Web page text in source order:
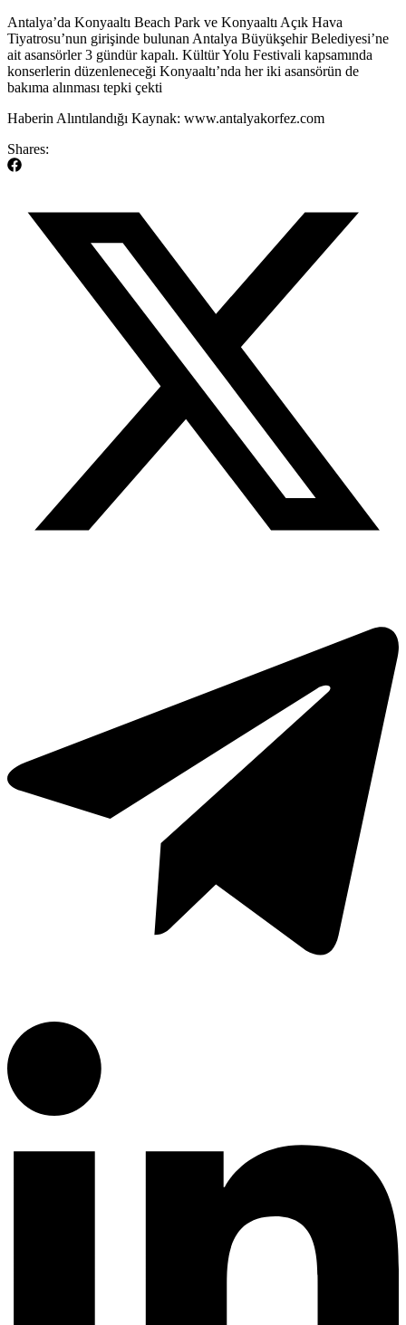
​Antalya’da Konyaaltı Beach Park ve Konyaaltı Açık Hava
Tiyatrosu’nun girişinde bulunan Antalya Büyükşehir Belediyesi’ne
ait asansörler 3 gündür kapalı. Kültür Yolu Festivali kapsamında
konserlerin düzenleneceği Konyaaltı’nda her iki asansörün de
bakıma alınması tepki çekti
​Haberin Alıntılandığı Kaynak: www.antalyakorfez.com
Shares: